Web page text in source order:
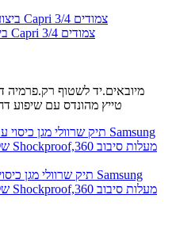
עורן של נשים DNAmic ביצועי דחיסה Capri 3/4 צמודים
טייץ מהונדס עם שיפוע